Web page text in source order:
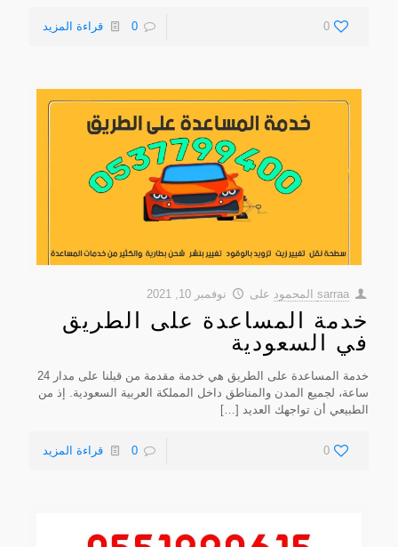
0
0 قراءة المزيد
sarraa المحمود على نوفمبر 10, 2021
خدمة المساعدة على الطريق
في السعودية
خدمة المساعدة على الطريق هي خدمة مقدمة من قبلنا على مدار 24
ساعة، لجميع المدن والمناطق داخل المملكة العربية السعودية. إذ من
الطبيعي أن تواجهك العديد […]
0
0 قراءة المزيد